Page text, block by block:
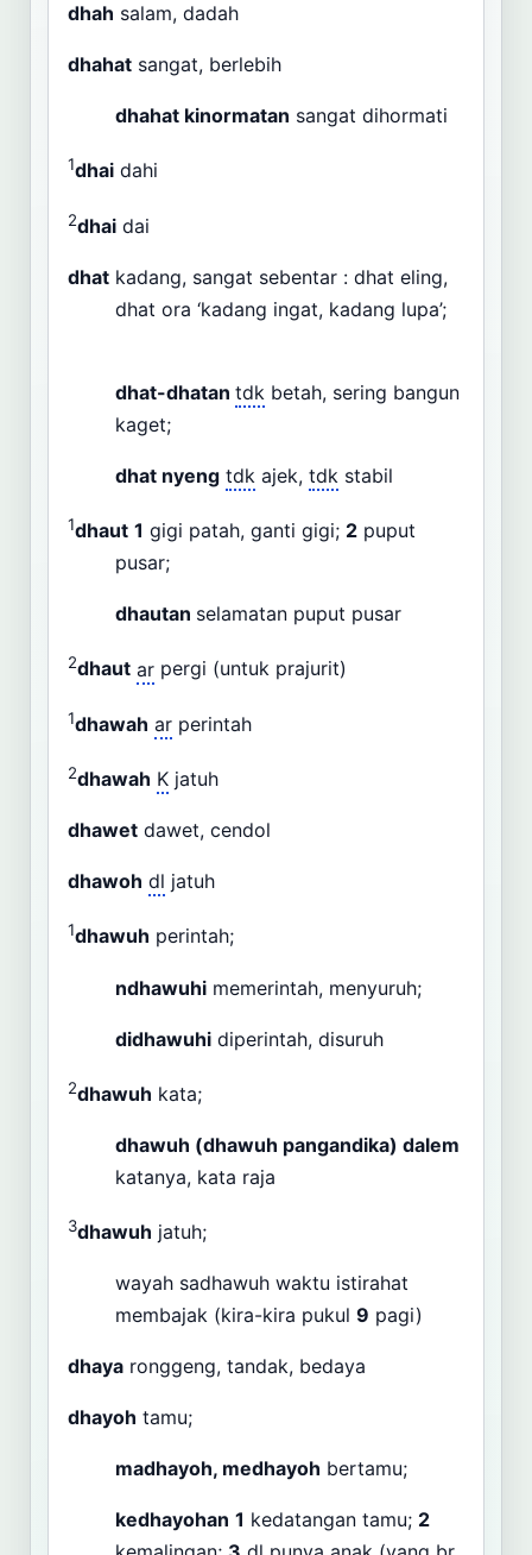
dhah salam, dadah
dhahat sangat, berlebih
dhahat kinormatan sangat dihormati
1dhai dahi
2dhai dai
dhat kadang, sangat sebentar : dhat eling,
dhat ora ‘kadang ingat, kadang lupa’;
dhat-dhatan tdk betah, sering bangun
kaget;
dhat nyeng tdk ajek, tdk stabil
1dhaut 1 gigi patah, ganti gigi; 2 puput
pusar;
dhautan selamatan puput pusar
2dhaut ar pergi (untuk prajurit)
1dhawah ar perintah
2dhawah K jatuh
dhawet dawet, cendol
dhawoh dl jatuh
1dhawuh perintah;
ndhawuhi memerintah, menyuruh;
didhawuhi diperintah, disuruh
2dhawuh kata;
dhawuh (dhawuh pangandika) dalem
katanya, kata raja
3dhawuh jatuh;
wayah sadhawuh waktu istirahat
membajak (kira-kira pukul 9 pagi)
dhaya ronggeng, tandak, bedaya
dhayoh tamu;
madhayoh, medhayoh bertamu;
kedhayohan 1 kedatangan tamu; 2